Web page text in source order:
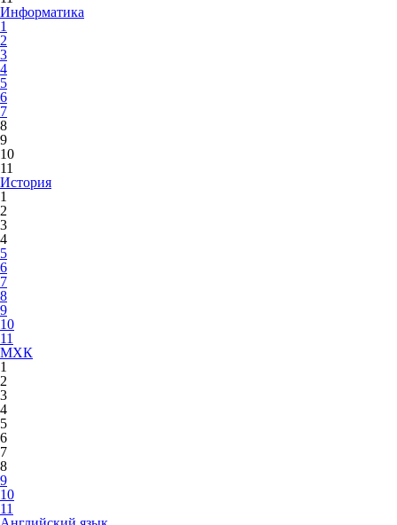
Информатика
1
2
3
4
5
6
7
8
9
10
11
История
1
2
3
4
5
6
7
8
9
10
11
МХК
1
2
3
4
5
6
7
8
9
10
11